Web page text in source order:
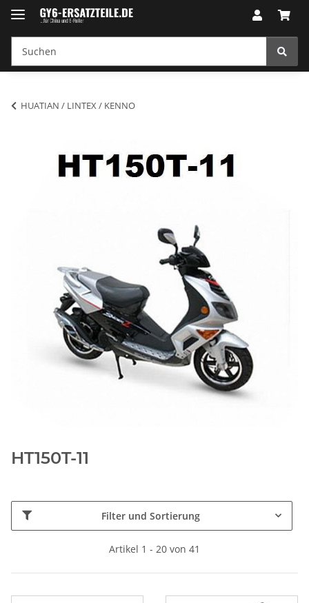
HUATIAN / LINTEX / KENNO
HT150T-11
Filter und Sortierung
Artikel 1 - 20 von 41